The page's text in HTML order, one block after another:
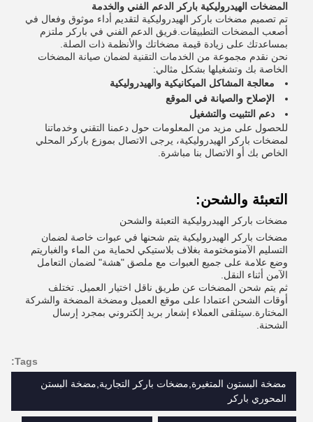
المضخات الهيدروليكية باركر الدعم الفني والخدمة
تم تصميم مضخات باركر الهيدروليكية لتقديم أداء موثوق وفعال في
أصعب المضخات التطبيقات.فريق الدعم الفني في باركر ملتزم
بمساعدتك على زيادة قيمة مضخاتك والأنظمة ذات الصلة.
نحن نقدم مجموعة من الخدمات التقنية لضمان صيانة المضخات
الخاصة بك وتشغيلها بشكل مثالي:
معالجة المشاكل الميكانيكية والهيدروليكية
الإصلاح والصيانة في الموقع
دعم التثبيت والتشغيل
للحصول على مزيد من المعلومات حول دعمنا التقني وخدماتنا
لمضخات باركر الهيدروليكية، يرجى الاتصال بموزع باركر المحلي
الخاص بك أو الاتصال بنا مباشرة.
التعبئة والشحن:
مضخات باركر الهيدروليكية التعبئة والشحن
مضخات باركر الهيدروليكية يتم شحنها في عبوات خاصة لضمان
التسليم الآمنومختومة بغلاف بلاستيكي لحماية من الماء والغباريتم
وضع علامة على جميع العبوات مع ملصق "هشة" لضمان التعامل
الآمن أثناء النقل.
ثم يتم شحن المضخات عن طريق ناقل اختيار العميل. تختلف
أوقات الشحن اعتمادا على موقع العميل ومضخة المضخة والشركة
المختارة.سيتلقى العملاء إشعار بريد إلكتروني بمجرد إرسال
الشحنة.
Tags:
مضخة البستون المتغيرة,مضخات باركر التجارية,مضخة البستن
المحوري باركر